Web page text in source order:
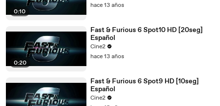
0:10
hace 13 años
0:20
Fast & Furious 6 Spot10 HD [20seg]
Español
Cine2
hace 13 años
Fast & Furious 6 Spot9 HD [10seg]
Español
Cine2